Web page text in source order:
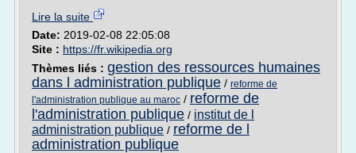
Lire la suite
Date: 2019-02-08 22:05:08
Site : https://fr.wikipedia.org
Thèmes liés : gestion des ressources humaines
dans l administration publique / reforme de
l'administration publique au maroc / reforme de
l'administration publique / institut de l
administration publique / reforme de l
administration publique